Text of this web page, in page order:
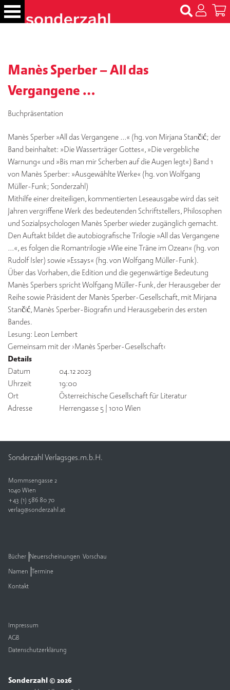
c
h
e
r
m
e
n
T
er
in
e
V
e
rl
a
g
K
o
n
t
a
t
Manès Sperber – All das
Vergangene …
Buchpräsentation
Manès Sperber »All das Vergangene …« (hg. von Mirjana Stančić; der
Band beinhaltet: »Die Wasserträger Gottes«, »Die vergebliche
Warnung« und »Bis man mir Scherben auf die Augen legt«) Band 1
von Manès Sperber: »Ausgewählte Werke« (hg. von Wolfgang
Müller-Funk; Sonderzahl)
Mithilfe einer dreiteiligen, kommentierten Leseausgabe wird das seit
Jahren vergriffene Werk des bedeutenden Schriftstellers, Philosophen
und Sozialpsychologen Manès Sperber wieder zugänglich gemacht.
Den Auftakt bildet die autobiografische Trilogie »All das Vergangene
…«, es folgen die Romantrilogie »Wie eine Träne im Ozean« (hg. von
Rudolf Isler) sowie »Essays« (hg. von Wolfgang Müller-Funk).
Über das Vorhaben, die Edition und die gegenwärtige Bedeutung
Manès Sperbers spricht Wolfgang Müller-Funk, der Herausgeber der
Reihe sowie Präsident der Manès Sperber-Gesellschaft, mit Mirjana
Stančić, Manès Sperber-Biografin und Herausgeberin des ersten
Bandes.
Lesung: Leon Lembert
Gemeinsam mit der ›Manès Sperber-Gesellschaft‹
Details
Datum
04.12 2023
Uhrzeit
19:00
Ort
Österreichische Gesellschaft für Literatur
Adresse
Herrengasse 5 | 1010 Wien
Sonderzahl Verlagsges.m.b.H.
Mommsengasse 2
1040 Wien
+43 (1) 586 80 70
verlag@sonderzahl.at
Bücher Neuerscheinungen Vorschau
Namen Termine
Kontakt
Impressum
AGB
Datenschutzerklärung
Sonderzahl © 2026